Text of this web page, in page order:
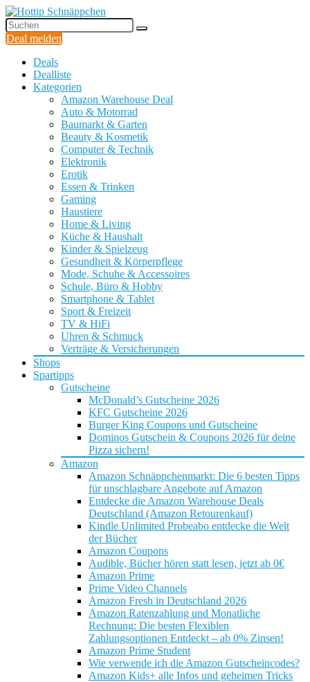
Deal melden
Deals
Dealliste
Kategorien
Amazon Warehouse Deal
Auto & Motorrad
Baumarkt & Garten
Beauty & Kosmetik
Computer & Technik
Elektronik
Erotik
Essen & Trinken
Gaming
Haustiere
Home & Living
Küche & Haushalt
Kinder & Spielzeug
Gesundheit & Körperpflege
Mode, Schuhe & Accessoires
Schule, Büro & Hobby
Smartphone & Tablet
Sport & Freizeit
TV & HiFi
Uhren & Schmuck
Verträge & Versicherungen
Shops
Spartipps
Gutscheine
McDonald’s Gutscheine 2026
KFC Gutscheine 2026
Burger King Coupons und Gutscheine
Dominos Gutschein & Coupons 2026 für deine
Pizza sichern!
Amazon
Amazon Schnäppchenmarkt: Die 6 besten Tipps
für unschlagbare Angebote auf Amazon
Entdecke die Amazon Warehouse Deals
Deutschland (Amazon Retourenkauf)
Kindle Unlimited Probeabo entdecke die Welt
der Bücher
Amazon Coupons
Audible, Bücher hören statt lesen, jetzt ab 0€
Amazon Prime
Prime Video Channels
Amazon Fresh in Deutschland 2026
Amazon Ratenzahlung und Monatliche
Rechnung: Die besten Flexiblen
Zahlungsoptionen Entdeckt – ab 0% Zinsen!
Amazon Prime Student
Wie verwende ich die Amazon Gutscheincodes?
Amazon Kids+ alle Infos und geheimen Tricks